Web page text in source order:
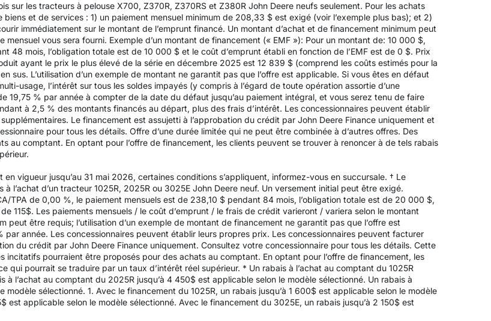
sur les tracteurs à pelouse X700, Z370R, Z370RS et Z380R John Deere neufs seulement. Pour les achats
et de services : 1) un paiement mensuel minimum de 208,33 $ est exigé (voir l’exemple plus bas); et 2)
immédiatement sur le montant de l’emprunt financé. Un montant d’achat et de financement minimum peut
vous sera fourni. Exemple d’un montant de financement (« EMF »): Pour un montant de: 10 000 $,
48 mois, l’obligation totale est de 10 000 $ et le coût d’emprunt établi en fonction de l’EMF est de 0 $. Prix
ayant le prix le plus élevé de la série en décembre 2025 est 12 839 $ (comprend les coûts estimés pour la
L’utilisation d’un exemple de montant ne garantit pas que l’offre est applicable. Si vous êtes en défaut
usage, l’intérêt sur tous les soldes impayés (y compris à l’égard de toute opération assortie d’une
19,75 % par année à compter de la date du défaut jusqu’au paiement intégral, et vous serez tenu de faire
à 2,5 % des montants financés au départ, plus des frais d’intérêt. Les concessionnaires peuvent établir
Le financement est assujetti à l’approbation du crédit par John Deere Finance uniquement et
pour tous les détails. Offre d’une durée limitée qui ne peut être combinée à d’autres offres. Des
au comptant. En optant pour l’offre de financement, les clients peuvent se trouver à renoncer à de tels rabais
vigueur jusqu’au 31 mai 2026, certaines conditions s’appliquent, informez-vous en succursale. † Le
l’achat d’un tracteur 1025R, 2025R ou 3025E John Deere neuf. Un versement initial peut être exigé.
TPA de 0,00 %, le paiement mensuels est de 238,10 $ pendant 84 mois, l’obligation totale est de 20 000 $,
115$. Les paiements mensuels / le coût d’emprunt / le frais de crédit varieront / variera selon le montant
être requis; l’utilisation d’un exemple de montant de financement ne garantit pas que l’offre est
année. Les concessionnaires peuvent établir leurs propres prix. Les concessionnaires peuvent facturer
du crédit par John Deere Finance uniquement. Consultez votre concessionnaire pour tous les détails. Cette
incitatifs pourraient être proposés pour des achats au comptant. En optant pour l’offre de financement, les
pourrait se traduire par un taux d’intérêt réel supérieur. * Un rabais à l’achat au comptant du 1025R
l’achat au comptant du 2025R jusqu’à 4 450$ est applicable selon le modèle sélectionné. Un rabais à
sélectionné. 1. Avec le financement du 1025R, un rabais jusqu’à 1 600$ est applicable selon le modèle
est applicable selon le modèle sélectionné. Avec le financement du 3025E, un rabais jusqu’à 2 150$ est